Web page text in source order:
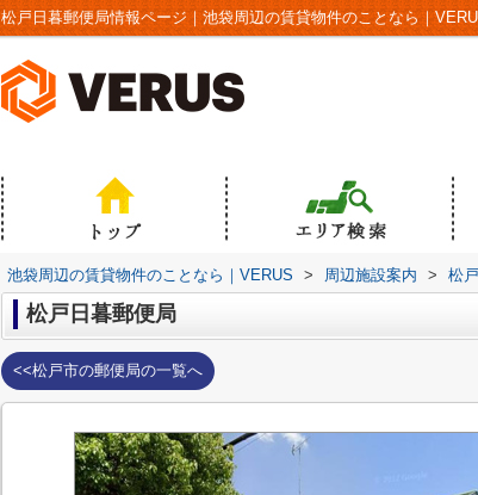
松戸日暮郵便局情報ページ｜池袋周辺の賃貸物件のことなら｜
池袋周辺の賃貸物件のことなら｜VERUS > 周辺施設案内 > 松
松戸日暮郵便局
<<松戸市の郵便局の一覧へ